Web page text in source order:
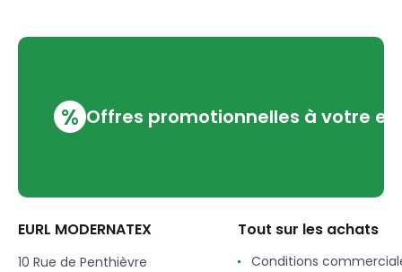
% Offres promotionnelles à votre
EURL MODERNATEX
10 Rue de Penthièvre
Tout sur les achats
Conditions